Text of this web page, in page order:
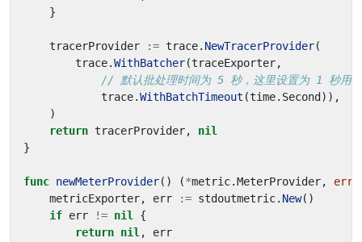
}
tracerProvider := trace. NewTracerProvider(
trace.WithBatcher(traceExporter,
// 默认批处理时间为 5 秒，这里设置为 1 秒用
trace.WithBatchTimeout (time. Second )),
)
return tracerProvider,
nil
}
func newMeterProvider() (*metric.MeterProvider,
metricExporter, err := stdoutmetric. New()
if err != nil
{
return nil ,
err